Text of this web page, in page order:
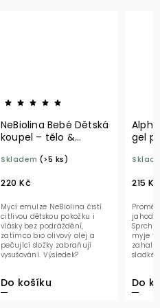
NeBiolina Bebé Dětská
koupel – tělo &
Skladem (>5 ks)
220 Kč
Do košíku
Mycí emulze NeBiolina čistí
citlivou dětskou pokožku i
vlásky bez podráždění,
zatímco bio olivový olej a
pečující složky zabraňují
vysušování. Výsledek?
gel
215 Kč
Do
myje
zahalí
sladké